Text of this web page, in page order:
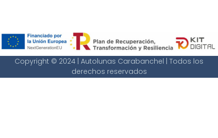
Copyright © 2024 | Autolunas Carabanchel | Todos los
derechos reservados